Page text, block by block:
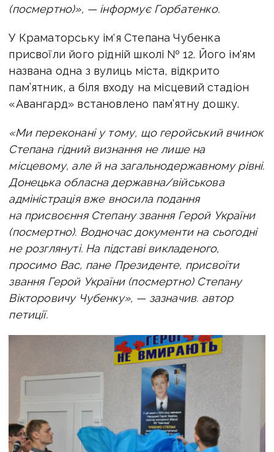
(посмертно)», — інформує Горбатенко.
У Краматорську ім'я Степана Чубенка
присвоїли його рідній школі № 12. Його ім'ям
названа одна з вулиць міста, відкрито
пам’ятник, а біля входу на місцевий стадіон
«Авангард» встановлено пам’ятну дошку.
«Ми переконані у тому, що геройський вчинок
Степана гідний визнання не лише на
місцевому, але й на загальнодержавному рівні.
Донецька обласна державна/військова
адміністрація вже вносила подання
на присвоєння Степану звання Герой України
(посмертно). Водночас документи на сьогодні
не розглянуті. На підставі викладеного,
просимо Вас, пане Президенте, присвоїти
звання Герой України (посмертно) Степану
Вікторовичу Чубенку», — зазначив. автор
петиції.